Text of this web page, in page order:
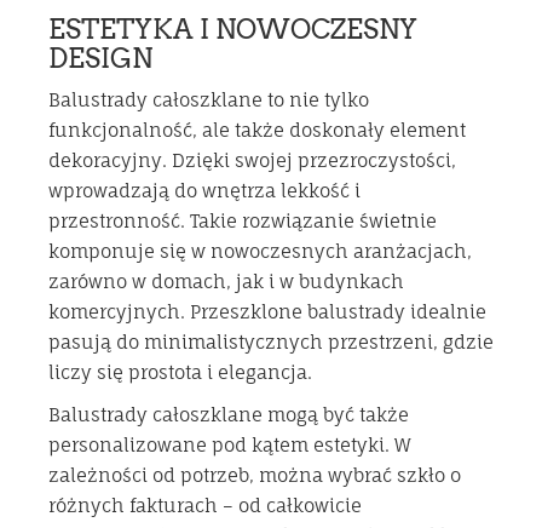
ESTETYKA I NOWOCZESNY
DESIGN
Balustrady całoszklane to nie tylko
funkcjonalność, ale także doskonały element
dekoracyjny. Dzięki swojej przezroczystości,
wprowadzają do wnętrza lekkość i
przestronność. Takie rozwiązanie świetnie
komponuje się w nowoczesnych aranżacjach,
zarówno w domach, jak i w budynkach
komercyjnych. Przeszklone balustrady idealnie
pasują do minimalistycznych przestrzeni, gdzie
liczy się prostota i elegancja.
Balustrady całoszklane mogą być także
personalizowane pod kątem estetyki. W
zależności od potrzeb, można wybrać szkło o
różnych fakturach – od całkowicie